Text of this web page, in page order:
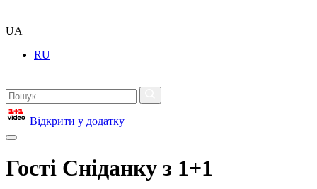
UA
RU
Відкрити у додатку
Гості Сніданку з 1+1